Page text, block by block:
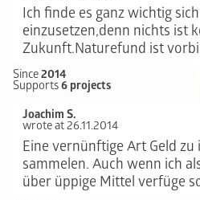
Ich finde es ganz wichtig
einzusetzen,denn nichts ist
Zukunft.Naturefund ist
Since2014
Supports6 projects
Joachim S.
wrote at 26.11.2014
Eine vernünftige Art Geld
sammelen. Auch wenn ich
über üppige Mittel verfüge